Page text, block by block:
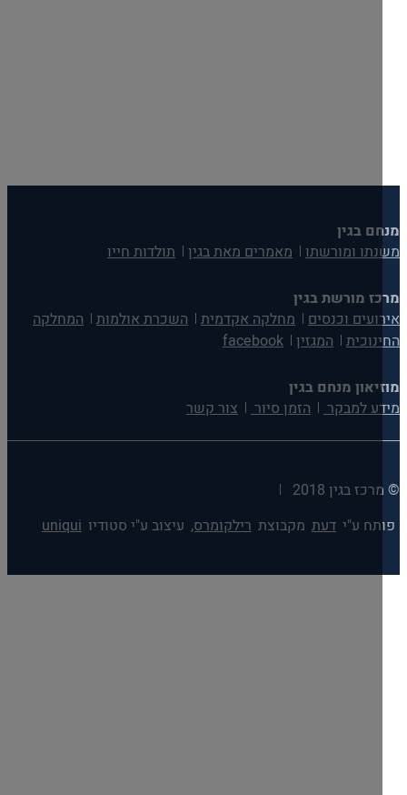
בגין
ומורשתו מאמרים מאת בגין תולדות חייו
מורשת בגין
וכנסים מחלקה אקדמית השכרת אולמות המחלקה
המגזין facebook
מנחם בגין
למבקר
הזמן סיור צור קשר
בגין 2018
ע"י דעת מקבוצת רילקומרס,עיצוב ע"י סטודיוuniqui